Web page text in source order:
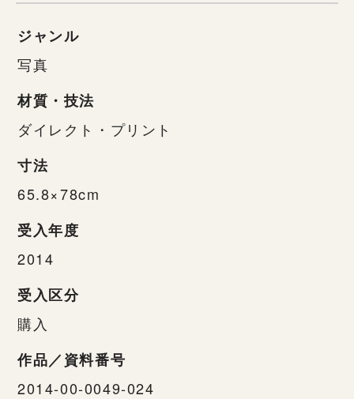
ジャンル
写真
材質・技法
ダイレクト・プリント
寸法
65.8×78cm
受入年度
2014
受入区分
購入
作品／資料番号
2014-00-0049-024